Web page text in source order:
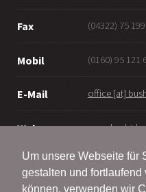
Um unsere Webseite für
gestalten und fortlaufend
können, verwenden wir
Fax (04322) 75
Mobil (0160) 95 121
E-Mail office [at]
Web